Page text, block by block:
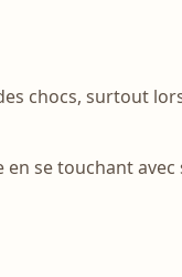
chocs, surtout
se touchant